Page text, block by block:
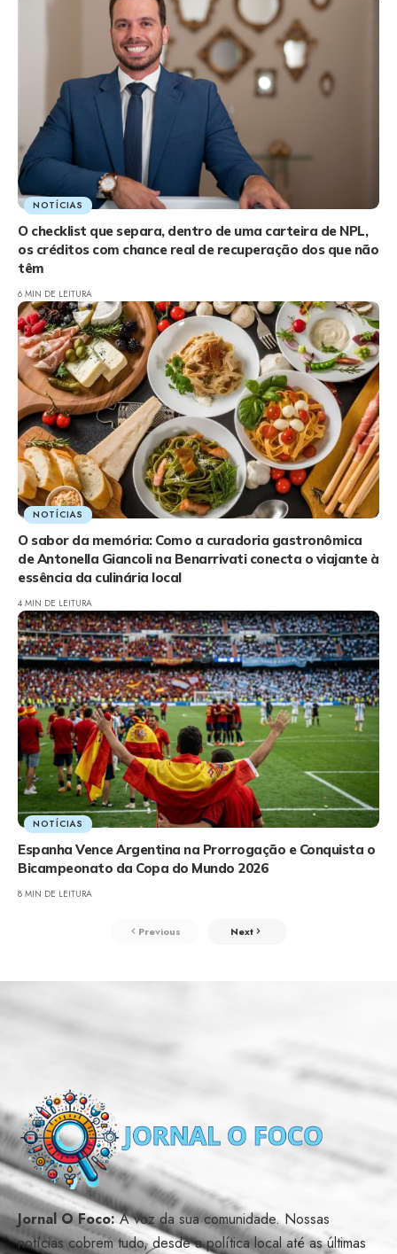
NOTÍCIAS
O checklist que separa, dentro de uma carteira de NPL,
os créditos com chance real de recuperação dos que não
têm
6 MIN DE LEITURA
NOTÍCIAS
O sabor da memória: Como a curadoria gastronômica
de Antonella Giancoli na Benarrivati conecta o viajante à
essência da culinária local
4 MIN DE LEITURA
NOTÍCIAS
Espanha Vence Argentina na Prorrogação e Conquista o
Bicampeonato da Copa do Mundo 2026
8 MIN DE LEITURA
Previous Next
Jornal O Foco:A voz da sua comunidade. Nossas
notícias cobrem tudo, desde a política local até as últimas